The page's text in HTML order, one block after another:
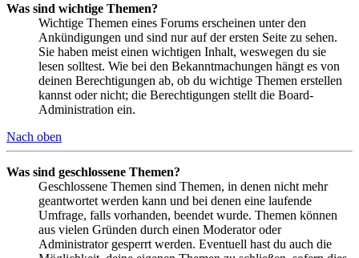
Was sind wichtige Themen?
Wichtige Themen eines Forums erscheinen unter den
Ankündigungen und sind nur auf der ersten Seite zu sehen.
Sie haben meist einen wichtigen Inhalt, weswegen du sie
lesen solltest. Wie bei den Bekanntmachungen hängt es von
deinen Berechtigungen ab, ob du wichtige Themen erstellen
kannst oder nicht; die Berechtigungen stellt die Board-
Administration ein.
Nach oben
Was sind geschlossene Themen?
Geschlossene Themen sind Themen, in denen nicht mehr
geantwortet werden kann und bei denen eine laufende
Umfrage, falls vorhanden, beendet wurde. Themen können
aus vielen Gründen durch einen Moderator oder
Administrator gesperrt werden. Eventuell hast du auch die